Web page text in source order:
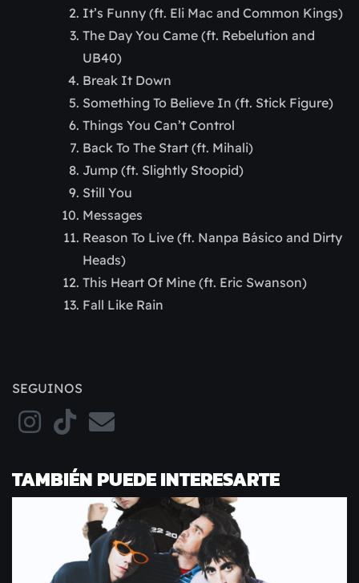
It’s Funny (ft. Eli Mac and Common Kings)
The Day You Came (ft. Rebelution and
UB40)
Break It Down
Something To Believe In (ft. Stick Figure)
Things You Can’t Control
Back To The Start (ft. Mihali)
Jump (ft. Slightly Stoopid)
Still You
Messages
Reason To Live (ft. Nanpa Básico and Dirty
Heads)
This Heart Of Mine (ft. Eric Swanson)
Fall Like Rain
SEGUINOS
TAMBIÉN PUEDE INTERESARTE